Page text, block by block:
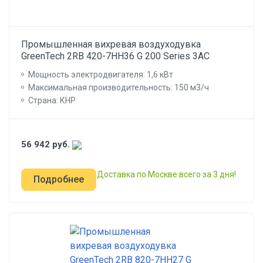
Промышленная вихревая воздуходувка
GreenTech 2RB 420-7HH36 G 200 Series 3AC
Мощность электродвигателя: 1,6 кВт
Максимальная производительность: 150 м3/ч
Страна: КНР
56 942 руб.
Подробнее Доставка по Москве всего за 3 дня!